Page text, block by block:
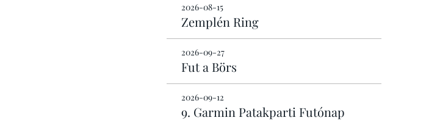
2026-08-15
Zemplén Ring
2026-09-27
Fut a Börs
2026-09-12
9. Garmin Patakparti Futónap